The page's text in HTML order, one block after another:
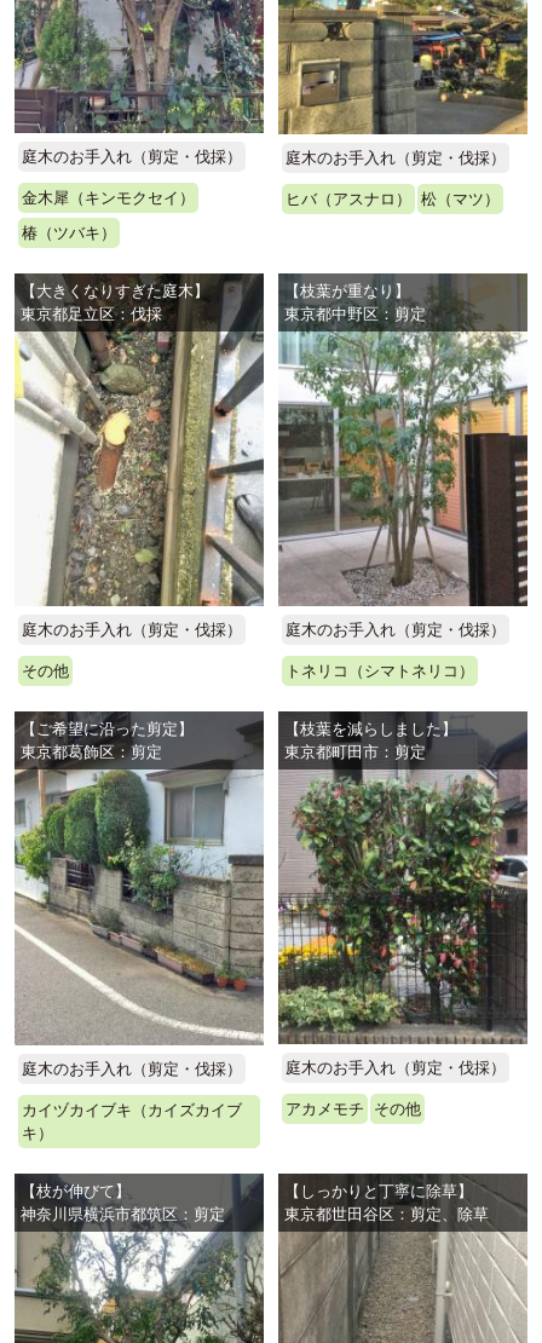
庭木のお手入れ（剪定・伐採）
金木犀（キンモクセイ）
椿（ツバキ）
庭木のお手入れ（剪定・伐採）
ヒバ（アスナロ） 松（マツ）
【大きくなりすぎた庭木】
東京都足立区：伐採
庭木のお手入れ（剪定・伐採）
その他
【枝葉が重なり】
東京都中野区：剪定
庭木のお手入れ（剪定・伐採）
トネリコ（シマトネリコ）
【ご希望に沿った剪定】
東京都葛飾区：剪定
庭木のお手入れ（剪定・伐採）
カイヅカイブキ（カイズカイブ
キ）
【枝葉を減らしました】
東京都町田市：剪定
庭木のお手入れ（剪定・伐採）
アカメモチ その他
【枝が伸びて】
神奈川県横浜市都筑区：剪定
【しっかりと丁寧に除草】
東京都世田谷区：剪定、除草